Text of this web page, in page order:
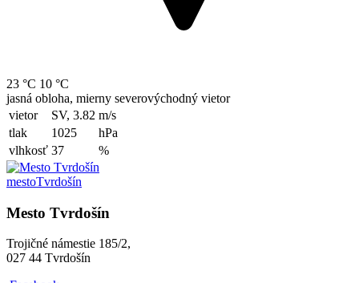
23 °C 10 °C
jasná obloha, mierny severovýchodný vietor
vietor
SV, 3.82 m/s
tlak
1025
hPa
vlhkosť 37 %
mestoTvrdošín
Mesto Tvrdošín
Trojičné námestie 185/2,
027 44 Tvrdošín